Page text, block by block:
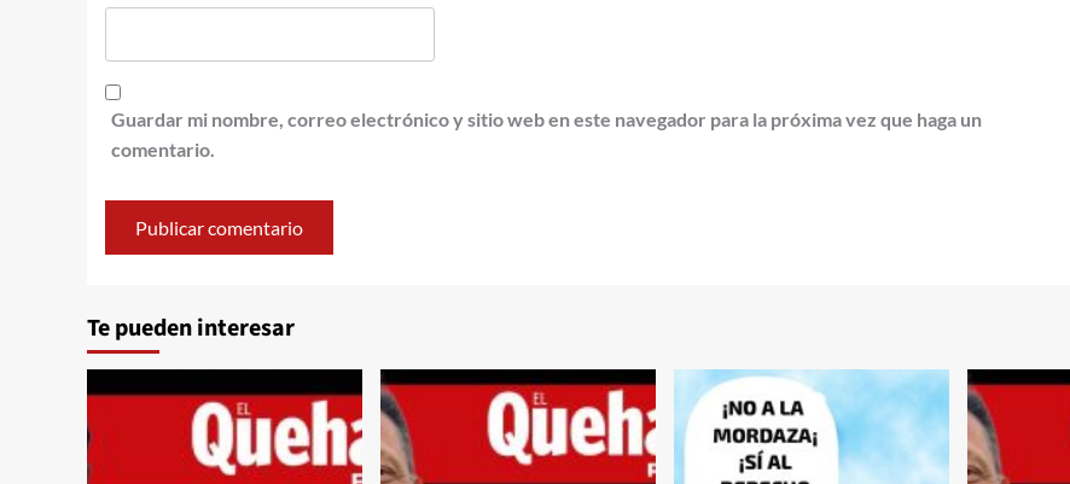
Guardar mi nombre, correo electrónico y sitio web en este navegador para la próxima vez que haga un
comentario.
Te pueden interesar